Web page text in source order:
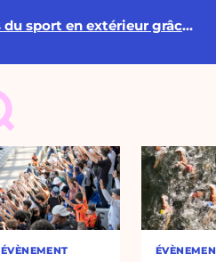
Parisiennes, faites du sport en extérieur grâce à « Paris Sportives » !
ÉVÈNEMENT